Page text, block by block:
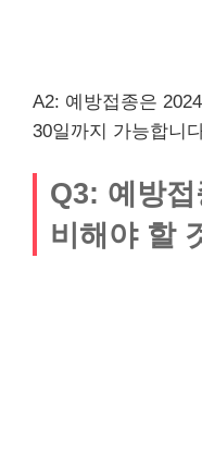
A2: 예방접종은
30일까지 가능합니
Q3: 예방
비해야 할